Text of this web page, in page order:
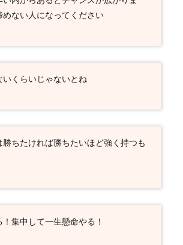
めない人になってください
くらいじゃないとね
勝ちたければ勝ちたいほど強く持つも
集中して一生懸命やる！